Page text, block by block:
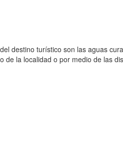
destino turístico son las aguas
de la localidad o por medio de las